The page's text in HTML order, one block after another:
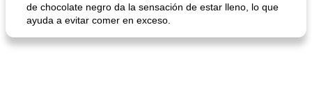
de chocolate negro da la sensación de estar lleno, lo que
ayuda a evitar comer en exceso.